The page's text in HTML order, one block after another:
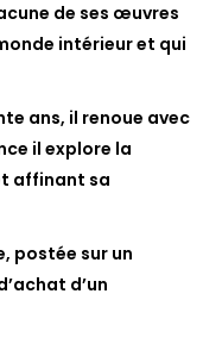
de ses œuvres
intérieur et qui
ans, il renoue avec
il explore la
affinant sa
postée sur un
d’un